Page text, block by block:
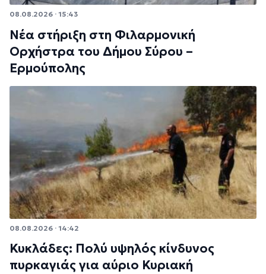
08.08.2026 · 15:43
Νέα στήριξη στη Φιλαρμονική
Ορχήστρα του Δήμου Σύρου –
Ερμούπολης
08.08.2026 · 14:42
Κυκλάδες: Πολύ υψηλός κίνδυνος
πυρκαγιάς για αύριο Κυριακή